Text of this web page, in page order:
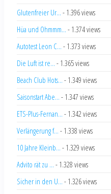
Glutenfreier Ur... - 1.396 views
Hüa und Ohmmm... - 1.374 views
Autotest Leon C... - 1.373 views
Die Luft ist re... - 1.365 views
Beach Club Hots... - 1.349 views
Saisonstart Abe... - 1.347 views
ETS-Plus-Fernan... - 1.342 views
Verlängerung f... - 1.338 views
10 Jahre Kleinb... - 1.329 views
Advito rät zu ... - 1.328 views
Sicher in den U... - 1.326 views